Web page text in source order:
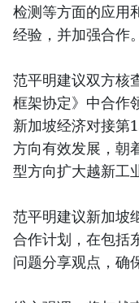
检测等方面的应用
经验，并加强合作。
范平明建议双方核
框架协定》中合作
新加坡经济对接第
方向有效发展，朝
型方向扩大越新工
范平明建议新加坡
合作计划，在包括
问题分享观点，确